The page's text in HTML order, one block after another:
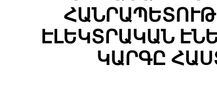
ԷԼԵԿՏՐԱԿԱՆ
ԿԱՐԳԸ